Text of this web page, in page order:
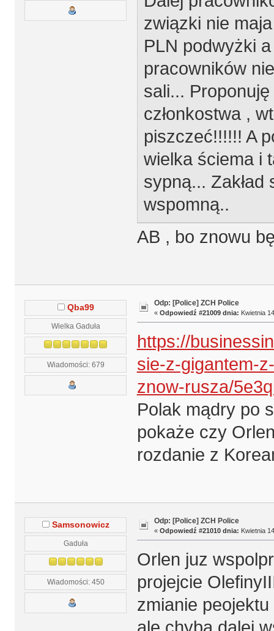
związki nie
PLN podwyżki
pracowników
sali...
członkostwa ,
piszczeć!!!!!! A
wielka ściema i
sypną...
wspomną..
AB , bo znowu
Qba99
Wielka Gaduła
Wiadomości: 679
Odp: [Police] ZCH Police
« Odpowiedź #21009 dnia: Kwietnia
https://
sie-z-gigantem-
znow-rusza/
Polak mądry po
pokaże czy
rozdanie z
Samsonowicz
Gaduła
Wiadomości: 450
Odp: [Police] ZCH Police
« Odpowiedź #21010 dnia: Kwietnia
Orlen juz
projejcie
zmianie
ale chyba dalej